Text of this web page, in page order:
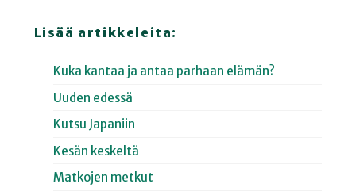
Lisää artikkeleita:
Kuka kantaa ja antaa parhaan elämän?
Uuden edessä
Kutsu Japaniin
Kesän keskeltä
Matkojen metkut